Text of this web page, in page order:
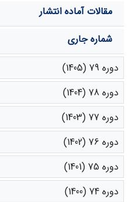
مقالات آماده انتشار
شماره جاری
دوره 79 (1405)
دوره 78 (1404)
دوره 77 (1403)
دوره 76 (1402)
دوره 75 (1401)
دوره 74 (1400)